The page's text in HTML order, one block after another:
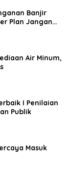
Banjir
Plan Jangan
Air Minum,
I Penilaian
Publik
Masuk